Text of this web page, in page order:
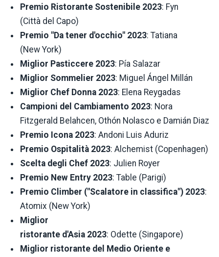
Premio Ristorante Sostenibile 2023: Fyn
(Città del Capo)
Premio "Da tener d'occhio" 2023: Tatiana
(New York)
Miglior Pasticcere 2023: Pía Salazar
Miglior Sommelier 2023: Miguel Ángel Millán
Miglior Chef Donna 2023: Elena Reygadas
Campioni del Cambiamento 2023: Nora
Fitzgerald Belahcen, Othón Nolasco e Damián Diaz
Premio Icona 2023: Andoni Luis Aduriz
Premio Ospitalità 2023: Alchemist (Copenhagen)
Scelta degli Chef 2023: Julien Royer
Premio New Entry 2023: Table (Parigi)
Premio Climber ("Scalatore in classifica") 2023:
Atomix (New York)
Miglior
ristorante d'Asia 2023: Odette (Singapore)
Miglior ristorante del Medio Oriente e